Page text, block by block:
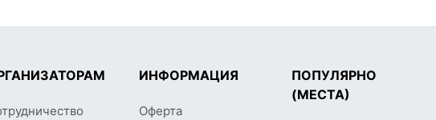
ИНФОРМАЦИЯ
Оферта
ПОПУЛЯРНО
(МЕСТА)